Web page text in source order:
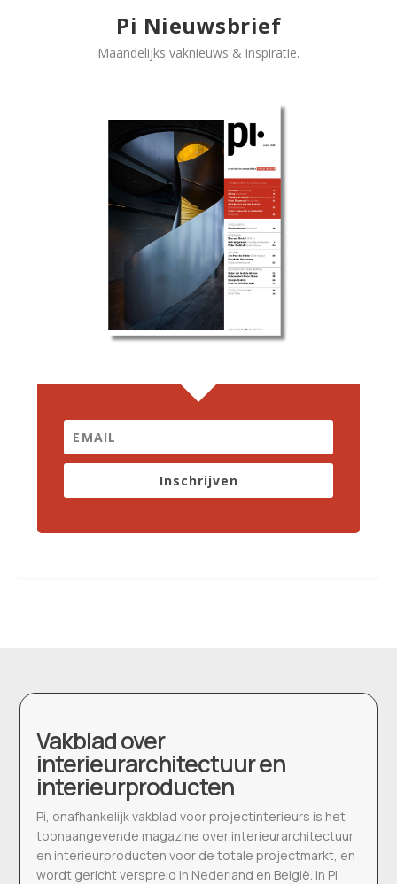
Pi Nieuwsbrief
Maandelijks vaknieuws & inspiratie.
Inschrijven
Vakblad over
interieurarchitectuur en
interieurproducten
Pi, onafhankelijk vakblad voor projectinterieurs is het
toonaangevende magazine over interieurarchitectuur
en interieurproducten voor de totale projectmarkt, en
wordt gericht verspreid in Nederland en België. In Pi